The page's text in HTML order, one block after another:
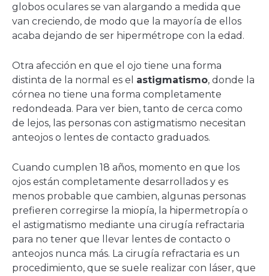
globos oculares se van alargando a medida que
van creciendo, de modo que la mayoría de ellos
acaba dejando de ser hipermétrope con la edad.
Otra afección en que el ojo tiene una forma
distinta de la normal es el astigmatismo, donde la
córnea no tiene una forma completamente
redondeada. Para ver bien, tanto de cerca como
de lejos, las personas con astigmatismo necesitan
anteojos o lentes de contacto graduados.
Cuando cumplen 18 años, momento en que los
ojos están completamente desarrollados y es
menos probable que cambien, algunas personas
prefieren corregirse la miopía, la hipermetropía o
el astigmatismo mediante una cirugía refractaria
para no tener que llevar lentes de contacto o
anteojos nunca más. La cirugía refractaria es un
procedimiento, que se suele realizar con láser, que